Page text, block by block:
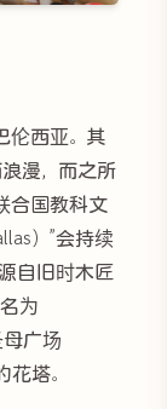
伦西亚。其
漫，而之所
合国教科文
）”会持续
自旧时木匠
为
广场
塔。